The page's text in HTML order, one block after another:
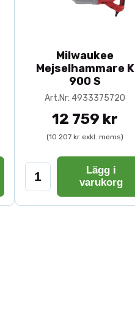
Milwaukee
Mejselhammare K
900 S
Art.Nr: 4933375720
12 759 kr
(10 207 kr exkl. moms)
Lägg i
varukorg